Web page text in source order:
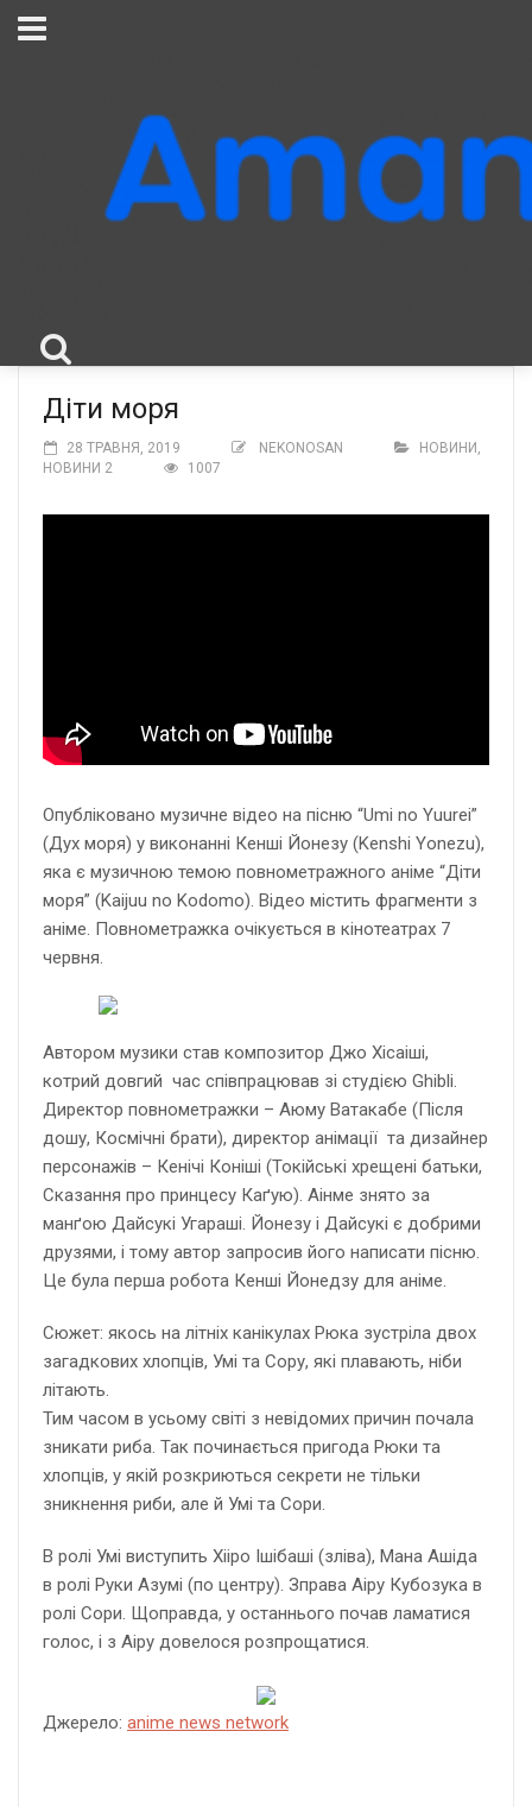
Діти моря
28 ТРАВНЯ, 2019 NEKONOSAN НОВИНИ ,
НОВИНИ 2
1007
Опубліковано музичне відео на пісню “Umi no Yuurei”
(Дух моря) у виконанні Кенші Йонезу (Kenshi Yonezu),
яка є музичною темою повнометражного аніме “Діти
моря” (Kaijuu no Kodomo). Відео містить фрагменти з
аніме. Повнометражка очікується в кінотеатрах 7
червня.
Автором музики став композитор Джо Хісаіші,
котрий довгий час співпрацював зі студією Ghiblі.
Директор повнометражки – Аюму Ватакабе (Після
дошу, Космічні брати), директор анімації та дизайнер
персонажів – Кенічі Коніші (Токійські хрещені батьки,
Сказання про принцесу Каґую). Аінме знято за
манґою Дайсукі Угараші. Йонезу і Дайсукі є добрими
друзями, і тому автор запросив його написати пісню.
Це була перша робота Кенші Йонедзу для аніме.
Сюжет: якось на літніх канікулах Рюка зустріла двох
загадкових хлопців, Умі та Сору, які плавають, ніби
літають.
Тим часом в усьому світі з невідомих причин почала
зникати риба. Так починається пригода Рюки та
хлопців, у якій розкриються секрети не тільки
зникнення риби, але й Умі та Сори.
В ролі Умі виступить Хііро Ішібаші (зліва), Мана Ашіда
в ролі Руки Азумі (по центру). Зправа Аіру Кубозука в
ролі Сори. Щоправда, у останнього почав ламатися
голос, і з Аіру довелося розпрощатися.
Джерело: anime news network